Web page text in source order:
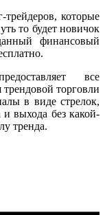
которые
то будет новичок
финансовый
все
торговли
в виде стрелок,
выхода без какой-
тренда.